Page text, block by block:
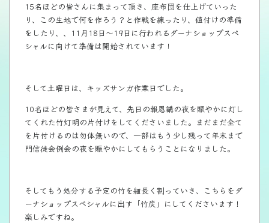
15名ほどの皆さんに集まって頂き、座布団を仕上げていった
り、この生地で何を作ろう？と作戦を練ったり、値付けの準備
をしたり、、11月18日〜19日に行われるダーナショップスペ
シャルに向けて準備は開始されています！
そして土曜日は、キッズサンガ作業日でした。
10名ほどの皆さまが見えて、先日の報恩講の夜を賑やかに灯し
てくれた竹灯明の片付けをしてくださいました。まだまだ全て
を片付けるのは勿体無いので、一部はもう少し残って年末まで
門信徒会例会の夜を賑やかにしてもらうことになりました。
そしてもう処分する予定の竹を細長く割っていき、こちらをダ
ーナショップスペシャルに出す「竹炭」にしてくださいます！
楽しみですね。